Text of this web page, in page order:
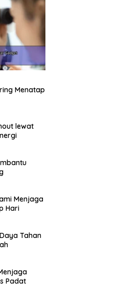
Menatap
lewat
Menjaga
Hari
Tahan
Padat